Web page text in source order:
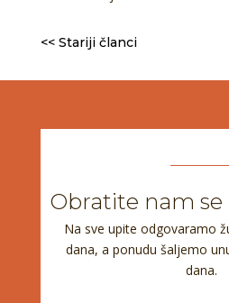
<< Stariji članci
Obratite nam se
Na sve upite odgovaramo
dana, a ponudu šaljemo
dana.